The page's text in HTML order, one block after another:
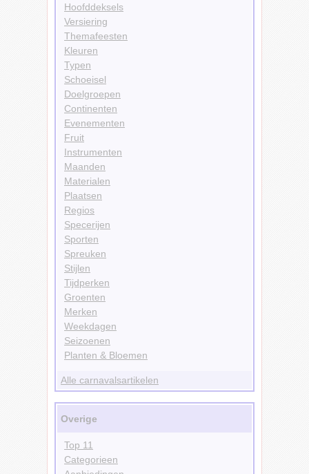
Hoofddeksels
Versiering
Themafeesten
Kleuren
Typen
Schoeisel
Doelgroepen
Continenten
Evenementen
Fruit
Instrumenten
Maanden
Materialen
Plaatsen
Regios
Specerijen
Sporten
Spreuken
Stijlen
Tijdperken
Groenten
Merken
Weekdagen
Seizoenen
Planten & Bloemen
Alle carnavalsartikelen
Overige
Top 11
Categorieen